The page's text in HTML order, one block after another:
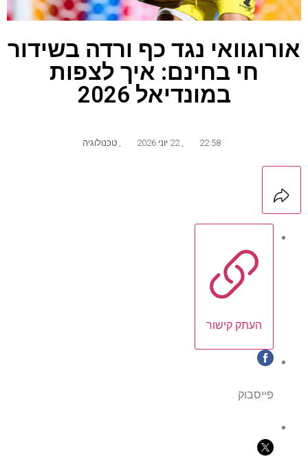
אורוגוואי נגד כף ורדה בשידור
חי בחינם: איך לצפות
במונדיאל 2026
22:58 22 יוני 2026 טכנולוגיה
העתק קישור
פייסבוק